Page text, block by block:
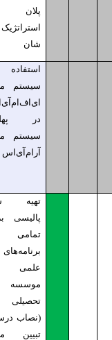
استراتژیک
استفاده از
سیستم مالی
ای‌اف‌ام‌آی‌اس
در پهلوی
سیستم مالی
آر‌ام‌آی‌اس
تهیه سند
پالیسی برای
برنامه‌های
(نصاب درسی،
تبیین منابع